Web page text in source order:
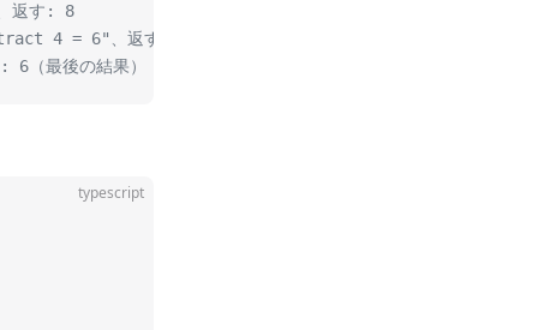
返す: 8
4 = 6"、返す: 6
（最後の結果）
typescript